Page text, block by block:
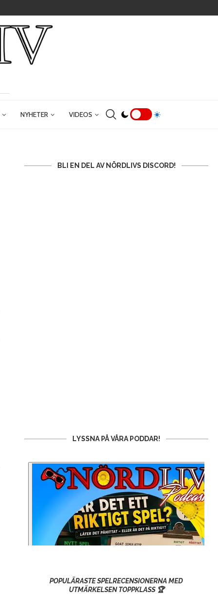
NYHETER VIDEOS
BLI EN DEL AV NÖRDLIVS DISCORD!
LYSSNA PÅ VÅRA PODDAR!
POPULÄRASTE SPELRECENSIONERNA MED
UTMÄRKELSEN TOPPKLASS 🏆